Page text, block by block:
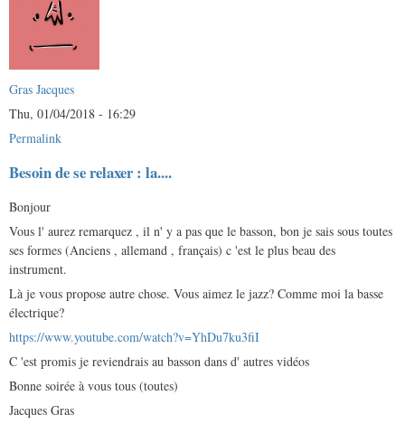
Gras Jacques
Thu, 01/04/2018 - 16:29
Permalink
Besoin de se relaxer : la....
Bonjour
Vous l' aurez remarquez , il n' y a pas que le basson, bon je sais sous toutes
ses formes (Anciens , allemand , français) c 'est le plus beau des
instrument.
Là je vous propose autre chose. Vous aimez le jazz? Comme moi la basse
électrique?
https://www.youtube.com/watch?v=YhDu7ku3fiI
C 'est promis je reviendrais au basson dans d' autres vidéos
Bonne soirée à vous tous (toutes)
Jacques Gras